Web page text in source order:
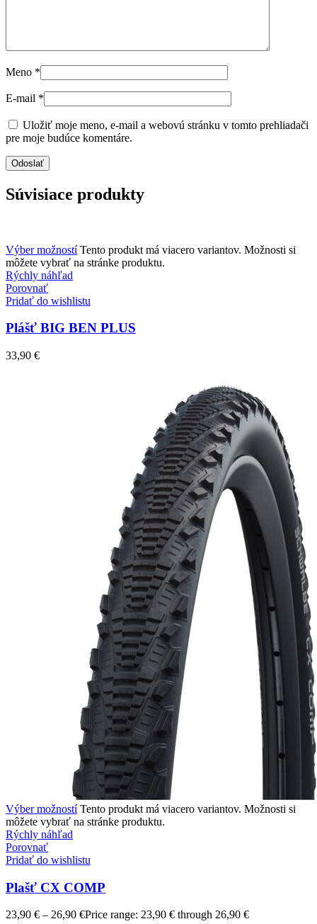
Meno *
E-mail *
Uložiť moje meno, e-mail a webovú stránku v tomto prehliadači
pre moje budúce komentáre.
Súvisiace produkty
Výber možností Tento produkt má viacero variantov. Možnosti si
môžete vybrať na stránke produktu.
Rýchly náhľad
Porovnať
Pridať do wishlistu
Plášť BIG BEN PLUS
33,90 €
Výber možností Tento produkt má viacero variantov. Možnosti si
môžete vybrať na stránke produktu.
Rýchly náhľad
Porovnať
Pridať do wishlistu
Plašť CX COMP
23,90 € – 26,90 €Price range: 23,90 € through 26,90 €